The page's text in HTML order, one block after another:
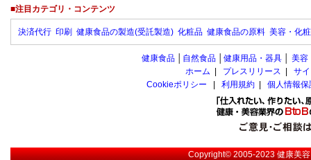
■注目カテゴリ・コンテンツ
決済代行 印刷 健康食品の製造(受託製造) 化粧品 健康食品の原料 美容・化
健康食品 自然食品 健康用品・器具 美容
ホーム
プレスリリース
サ
Cookieポリシー
利用規約 個人情報
Copyright© 2005-2023健康美